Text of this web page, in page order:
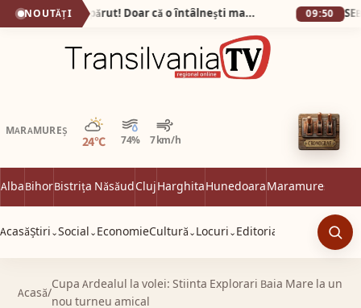
NOUTĂȚI Bunătatea n-a dispărut! Doar că o întâlnești mai rar… 09:50
MARAMUREȘ
24°C 74% 7 km/h
Parțial noros
AlbaBihorBistrița NăsăudClujHarghitaHunedoaraMaramureș
AcasăȘtiri ⌄Social ⌄ EconomieCultură ⌄ Locuri ⌄ Editorial
Acasă/
Cupa Ardealul la volei: Stiinta Explorari Baia Mare la un
nou turneu amical